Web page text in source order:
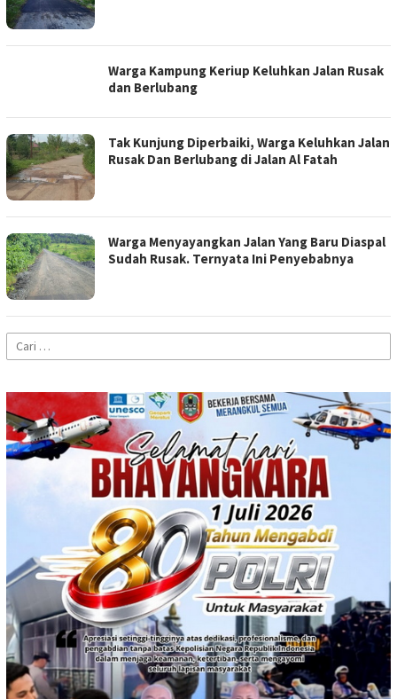
Warga Kampung Keriup Keluhkan Jalan Rusak
dan Berlubang
Tak Kunjung Diperbaiki, Warga Keluhkan Jalan
Rusak Dan Berlubang di Jalan Al Fatah
Warga Menyayangkan Jalan Yang Baru Diaspal
Sudah Rusak. Ternyata Ini Penyebabnya
Cari
untuk: